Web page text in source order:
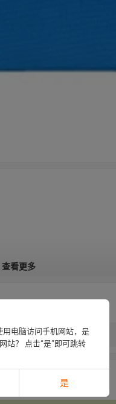
查看更多
电脑访问手机网站，是
站？ 点击“是”即可跳转
是